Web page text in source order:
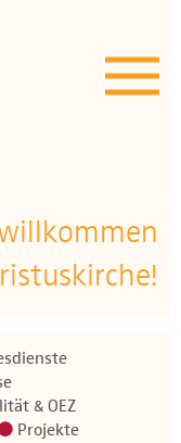
& OEZ
Projekte